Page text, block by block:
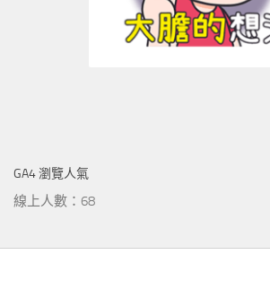
GA4 瀏覽人氣
線上人數：68